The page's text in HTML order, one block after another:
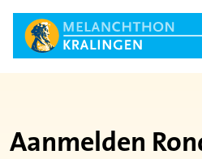
Aanmelden